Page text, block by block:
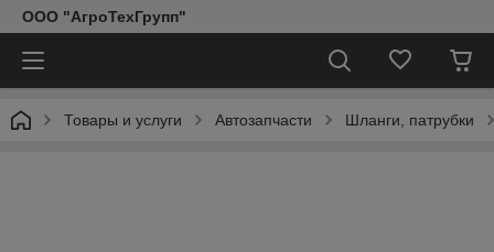
ООО "АгроТехГрупп"
Товары и услуги Автозапчасти Шланги, патрубки